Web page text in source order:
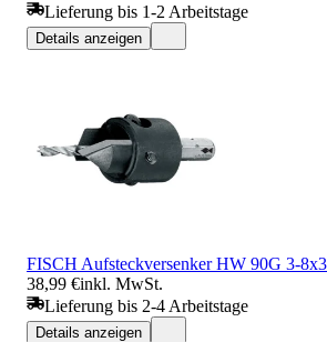
Lieferung bis 1-2 Arbeitstage
Details anzeigen
FISCH Aufsteckversenker HW 90G 3-
38,99 €inkl. MwSt.
Lieferung bis 2-4 Arbeitstage
Details anzeigen